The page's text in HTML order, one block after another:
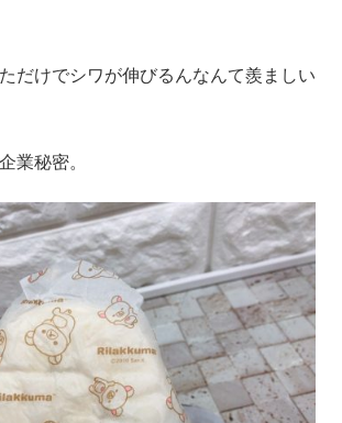
だけでシワが伸びるんなんて羨ましい
業秘密。